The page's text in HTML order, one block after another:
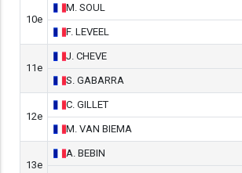
10e
M. SOUL
F. LEVEEL
11e
J. CHEVE
S. GABARRA
12e
C. GILLET
M. VAN BIEMA
13e
A. BEBIN